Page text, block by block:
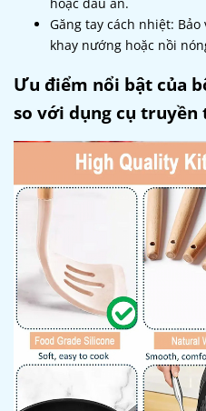
Găng tay cách nhiệt:
khay nướng hoặc nồi
Ưu điểm nổi bật của
so với dụng cụ truyền